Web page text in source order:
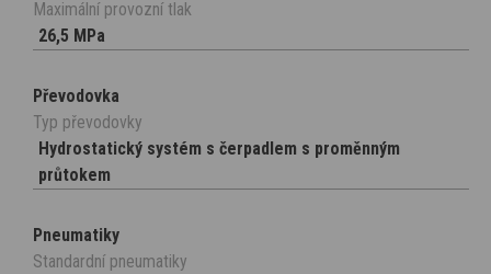
Maximální provozní tlak
26,5 MPa
Převodovka
Typ převodovky
Hydrostatický systém s čerpadlem s proměnným
průtokem
Pneumatiky
Standardní pneumatiky